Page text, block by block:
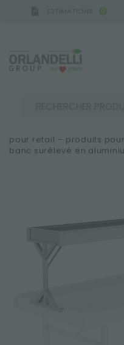
0
PLUS DE RÉSULTATS POUR
pour retail – produits
banc surélevé en